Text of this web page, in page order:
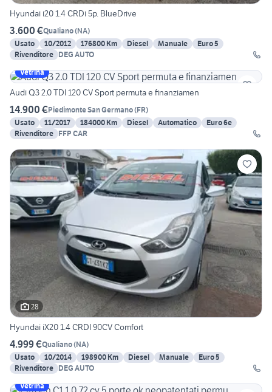
Hyundai i20 1.4 CRDi 5p. BlueDrive
3.600 €Qualiano(NA)
Usato
10/2012 176800 Km Diesel Manuale
Euro 5
Rivenditore DEG AUTO
Vetrina
Audi Q3 2.0 TDI 120 CV Sport permuta e finanziamen
14.900 €Piedimonte San Germano(FR)
Usato
11/2017 184000 Km Diesel Automatico
Euro 6e
Rivenditore FFP CAR
28
Hyundai iX20 1.4 CRDI 90CV Comfort
4.999 €Qualiano(NA)
Usato
10/2014 198900 Km Diesel Manuale
Euro 5
Rivenditore DEG AUTO
Vetrina